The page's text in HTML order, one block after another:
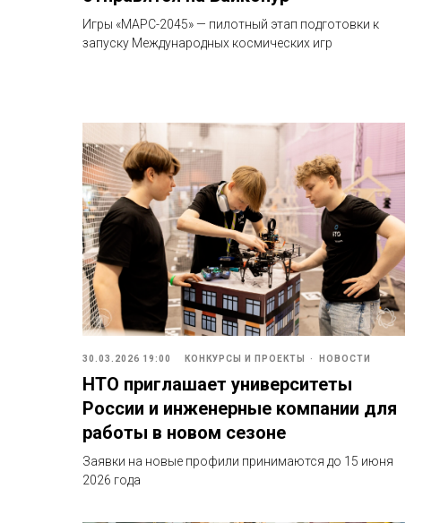
Игры «МАРС-2045» — пилотный этап подготовки к
запуску Международных космических игр
30.03.2026 19:00 КОНКУРСЫ И ПРОЕКТЫ НОВОСТИ
НТО приглашает университеты
России и инженерные компании для
работы в новом сезоне
Заявки на новые профили принимаются до 15 июня
2026 года